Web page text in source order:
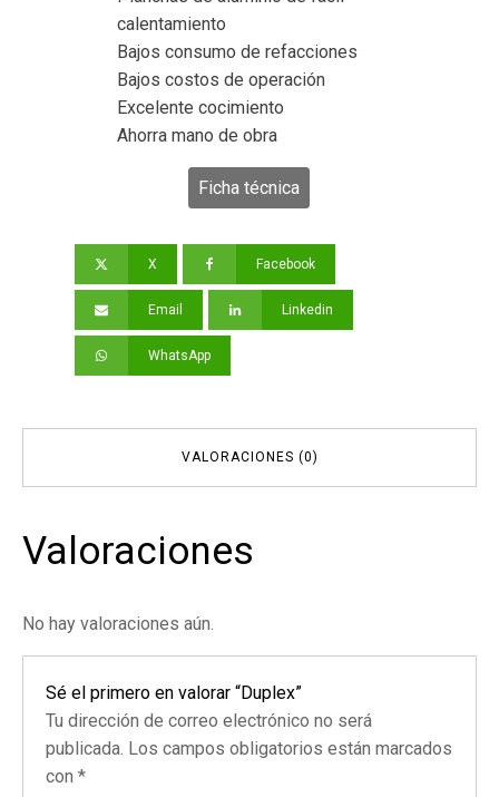
calentamiento
Bajos consumo de refacciones
Bajos costos de operación
Excelente cocimiento
Ahorra mano de obra
Ficha técnica
X Facebook
Email Linkedin
WhatsApp
VALORACIONES (0)
Valoraciones
No hay valoraciones aún.
Sé el primero en valorar “Duplex”
Tu dirección de correo electrónico no será
publicada. Los campos obligatorios están marcados
con *